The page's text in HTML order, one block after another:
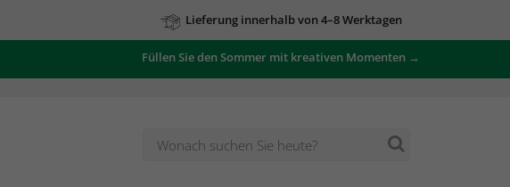
Lieferung innerhalb von 4–8 Werktagen
Füllen Sie den Sommer mit kreativen Momenten →